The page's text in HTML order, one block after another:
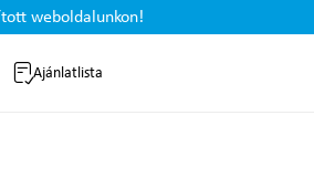
weboldalunkon!
Ajánlatlista